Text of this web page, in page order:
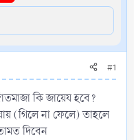
#1
কি জায়েয হবে?
(গিলে না ফেলে) তাহলে
দিবেন